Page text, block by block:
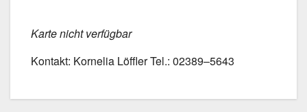
Kar­te nicht ver­füg­bar
Kon­takt: Kor­ne­lia Löff­ler Tel.: 02389–5643